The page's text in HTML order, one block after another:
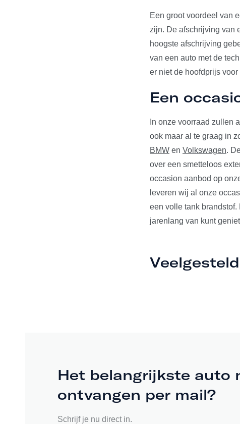
Een groot voordeel van
zijn. De afschrijving van
hoogste afschrijving
van een auto met de
er niet de hoofdprijs voor
Een
In onze voorraad zullen
ook maar al te graag in
BMW en Volkswagen.
over een smetteloos
occasion aanbod op
leveren wij al onze
een volle tank
jarenlang van kunt
Het belangrijkste auto
ontvangen per mail?
Schrijf je nu direct in.